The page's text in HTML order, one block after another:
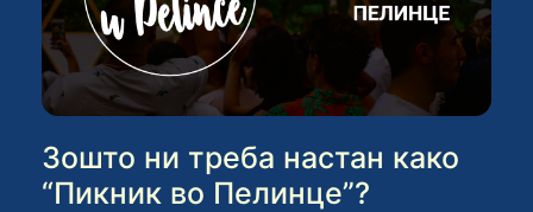
Зошто ни треба настан како
“Пикник во Пелинце”?